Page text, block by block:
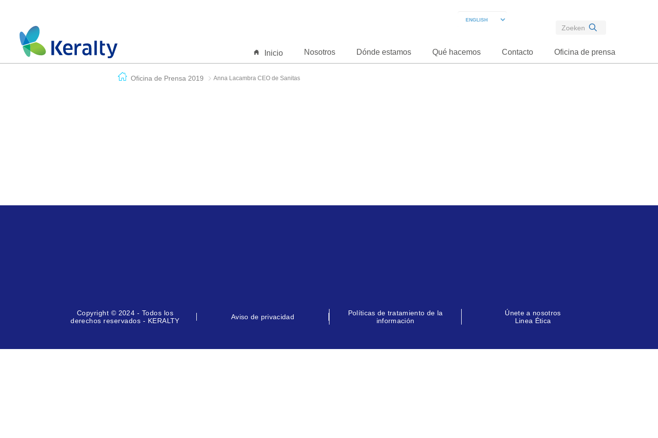
Inicio Nosotros Dónde estamos Qué hacemos Contacto Oficina de prensa
Oficina de Prensa 2019 Anna Lacambra CEO de Sanitas
Copyright © 2024 - Todos los
derechos reservados - KERALTY
Aviso de privacidad
Políticas de tratamiento de la
información
Únete a nosotros
Linea Ética